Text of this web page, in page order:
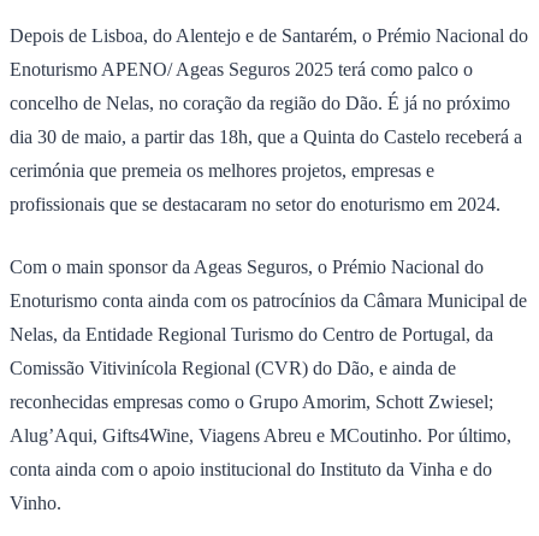
Depois de Lisboa, do Alentejo e de Santarém, o Prémio Nacional do
Enoturismo APENO/ Ageas Seguros 2025 terá como palco o
concelho de Nelas, no coração da região do Dão. É já no próximo
dia 30 de maio, a partir das 18h, que a Quinta do Castelo receberá a
cerimónia que premeia os melhores projetos, empresas e
profissionais que se destacaram no setor do enoturismo em 2024.
Com o main sponsor da Ageas Seguros, o Prémio Nacional do
Enoturismo conta ainda com os patrocínios da Câmara Municipal de
Nelas, da Entidade Regional Turismo do Centro de Portugal, da
Comissão Vitivinícola Regional (CVR) do Dão, e ainda de
reconhecidas empresas como o Grupo Amorim, Schott Zwiesel;
Alug’Aqui, Gifts4Wine, Viagens Abreu e MCoutinho. Por último,
conta ainda com o apoio institucional do Instituto da Vinha e do
Vinho.